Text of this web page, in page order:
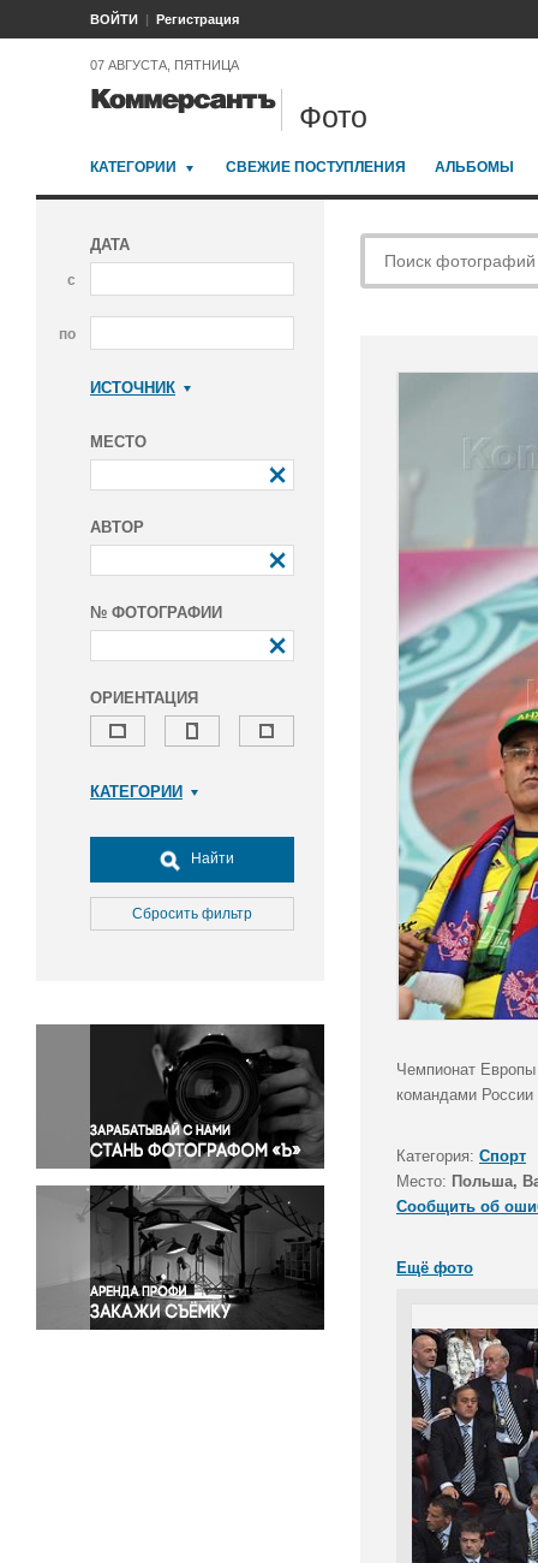
ВОЙТИ Регистрация
07 АВГУСТА, ПЯТНИЦА
Фото
КАТЕГОРИИ СВЕЖИЕ ПОСТУПЛЕНИЯ АЛЬБОМЫ
ДАТА
с
по
ИСТОЧНИК
МЕСТО
АВТОР
№ ФОТОГРАФИИ
ОРИЕНТАЦИЯ
КАТЕГОРИИ
Досуг, туризм и отдых
Культура
Медицина
Окружающая среда
Политика
Правосудие
Происшествия и конфликты
Религия
Светская жизнь
Спорт
Экология
Экономика и бизнес
Найти
Сбросить фильтр
Чемпионат
командами
Категория: Спорт
Место: Польша,
Сообщить об
Ещё фото